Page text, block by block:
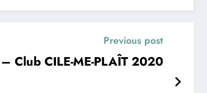
Previous post
Club CILE-ME-PLAÎT 2020